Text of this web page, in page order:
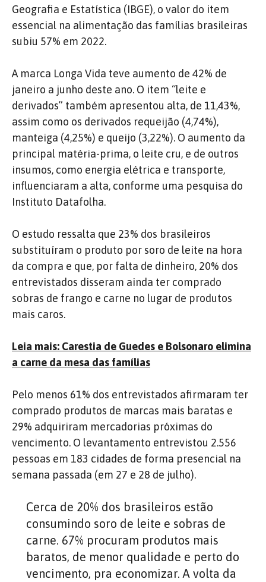
Geografia e Estatística (IBGE), o valor do item
essencial na alimentação das famílias brasileiras
subiu 57% em 2022.
A marca Longa Vida teve aumento de 42% de
janeiro a junho deste ano. O item “leite e
derivados” também apresentou alta, de 11,43%,
assim como os derivados requeijão (4,74%),
manteiga (4,25%) e queijo (3,22%). O aumento da
principal matéria-prima, o leite cru, e de outros
insumos, como energia elétrica e transporte,
influenciaram a alta, conforme uma pesquisa do
Instituto Datafolha.
O estudo ressalta que 23% dos brasileiros
substituíram o produto por soro de leite na hora
da compra e que, por falta de dinheiro, 20% dos
entrevistados disseram ainda ter comprado
sobras de frango e carne no lugar de produtos
mais caros.
Leia mais: Carestia de Guedes e Bolsonaro elimina
a carne da mesa das famílias
Pelo menos 61% dos entrevistados afirmaram ter
comprado produtos de marcas mais baratas e
29% adquiriram mercadorias próximas do
vencimento. O levantamento entrevistou 2.556
pessoas em 183 cidades de forma presencial na
semana passada (em 27 e 28 de julho).
Cerca de 20% dos brasileiros estão
consumindo soro de leite e sobras de
carne. 67% procuram produtos mais
baratos, de menor qualidade e perto do
vencimento, pra economizar. A volta da